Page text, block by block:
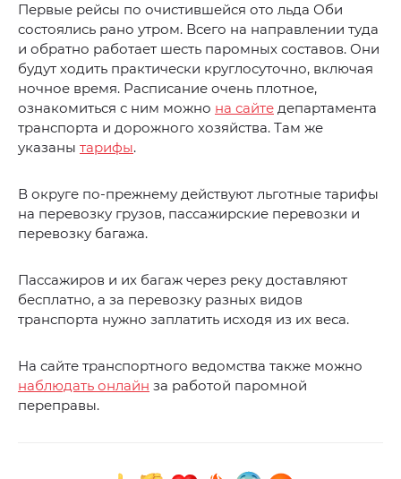
Первые рейсы по очистившейся ото льда Оби
состоялись рано утром. Всего на направлении туда
и обратно работает шесть паромных составов. Они
будут ходить практически круглосуточно, включая
ночное время. Расписание очень плотное,
ознакомиться с ним можно на сайте департамента
транспорта и дорожного хозяйства. Там же
указаны тарифы.
В округе по-прежнему действуют льготные тарифы
на перевозку грузов, пассажирские перевозки и
перевозку багажа.
Пассажиров и их багаж через реку доставляют
бесплатно, а за перевозку разных видов
транспорта нужно заплатить исходя из их веса.
На сайте транспортного ведомства также можно
наблюдать онлайн за работой паромной
переправы.